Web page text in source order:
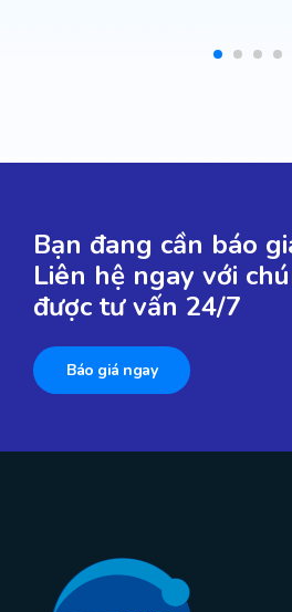
Bạn đang cần báo
Liên hệ ngay với
được tư vấn 24/7
Báo giá ngay